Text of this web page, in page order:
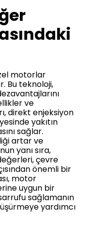
motorlar
Bu teknoloji,
ve
direkt enjeksiyon
yakıtın
sağlar.
artar ve
yanı sıra,
çevre
önemli bir
motor
uygun bir
sağlamanın
yardımcı